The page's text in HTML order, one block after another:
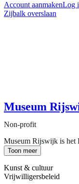
Account aanmakenLog
Zijbalk overslaan
Museum
Non-profit
Museum Rijswijk is het
Toon meer
Kunst & cultuur
Vrijwilligersbeleid